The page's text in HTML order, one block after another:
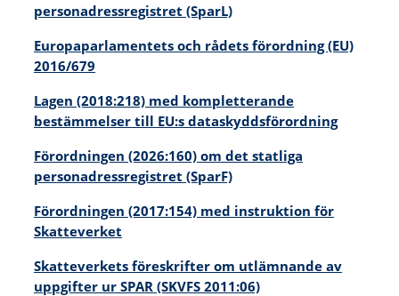
personadressregistret (SparL)
Europaparlamentets och rådets förordning (EU)
2016/679
Lagen (2018:218) med kompletterande
bestämmelser till EU:s dataskyddsförordning
Förordningen (2026:160) om det statliga
personadressregistret (SparF)
Förordningen (2017:154) med instruktion för
Skatteverket
Skatteverkets föreskrifter om utlämnande av
uppgifter ur SPAR (SKVFS 2011:06)